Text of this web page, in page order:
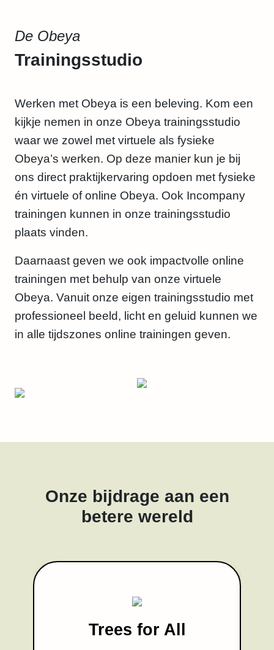
De Obeya
Trainingsstudio
Werken met Obeya is een beleving. Kom een
kijkje nemen in onze Obeya trainingsstudio
waar we zowel met virtuele als fysieke
Obeya’s werken. Op deze manier kun je bij
ons direct praktijkervaring opdoen met fysieke
én virtuele of online Obeya. Ook Incompany
trainingen kunnen in onze trainingsstudio
plaats vinden.
Daarnaast geven we ook impactvolle online
trainingen met behulp van onze virtuele
Obeya. Vanuit onze eigen trainingsstudio met
professioneel beeld, licht en geluid kunnen we
in alle tijdszones online trainingen geven.
Onze bijdrage aan een
betere wereld
Trees for All